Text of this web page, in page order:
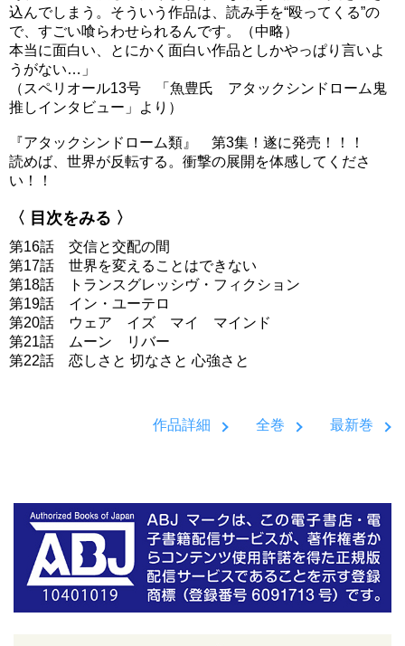
込んでしまう。そういう作品は、読み手を“殴ってくる”の
で、すごい喰らわせられるんです。（中略）
本当に面白い、とにかく面白い作品としかやっぱり言いよ
うがない…」
（スペリオール13号 「魚豊氏 アタックシンドローム鬼
推しインタビュー」より）
『アタックシンドローム類』 第3集！遂に発売！！！
読めば、世界が反転する。衝撃の展開を体感してくださ
い！！
〈 目次をみる 〉
第16話 交信と交配の間
第17話 世界を変えることはできない
第18話 トランスグレッシヴ・フィクション
第19話 イン・ユーテロ
第20話 ウェア イズ マイ マインド
第21話 ムーン リバー
第22話 恋しさと 切なさと 心強さと
作品詳細 全巻 最新巻